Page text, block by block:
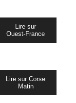
Lire sur
Ouest-France
Lire sur Corse
Matin